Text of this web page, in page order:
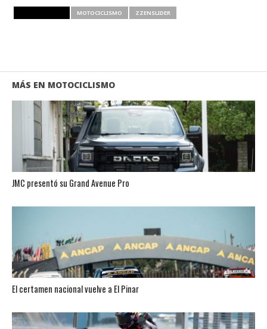
MOTOCICLISMO ZZENSLIDER
MÁS EN MOTOCICLISMO
JMC presentó su Grand Avenue Pro
El certamen nacional vuelve a El Pinar